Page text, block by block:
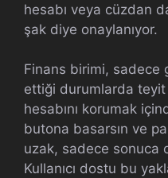
hesabı veya cüzdan
şak diye onaylanıyor.
Finans birimi, sadece
ettiği durumlarda teyit
hesabını korumak
butona basarsın ve
uzak, sadece sonuca
Kullanıcı dostu bu